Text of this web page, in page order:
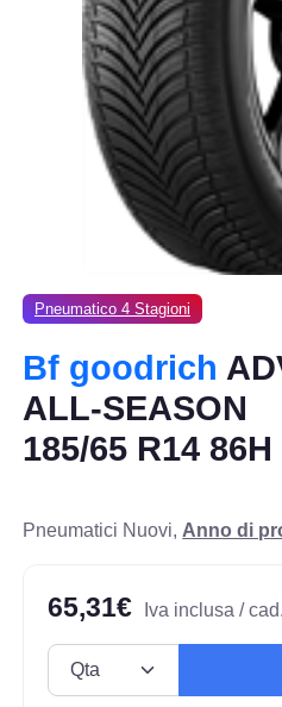
Pneumatico 4 Stagioni
Bf goodrich
ALL-SEASON
185/65 R14
Pneumatici Nuovi, Anno di
65,31€ Iva inclusa / cad.